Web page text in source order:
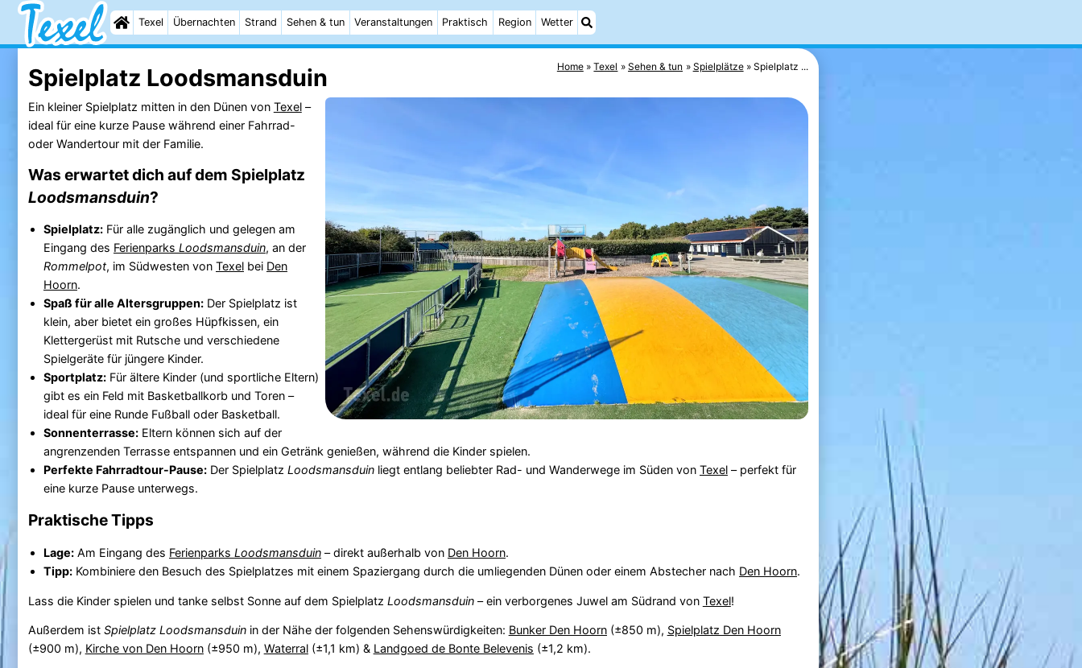
Texel Übernachten Strand Sehen & tun Veranstaltungen Praktisch Region Wetter
Home Texel Sehen & tun Spielplätze Spielplatz ...
Spielplatz Loodsmansduin
Ein kleiner Spielplatz mitten in den Dünen von Texel–
ideal für eine kurze Pause während einer Fahrrad-
oder Wandertour mit der Familie.
Was erwartet dich auf dem Spielplatz
Loodsmansduin?
Spielplatz:Für alle zugänglich und gelegen am
Eingang des Ferienparks Loodsmansduin, an der
Rommelpot, im Südwesten von Texelbei Den
Hoorn.
Spaß für alle Altersgruppen:Der Spielplatz ist
klein, aber bietet ein großes Hüpfkissen, ein
Klettergerüst mit Rutsche und verschiedene
Spielgeräte für jüngere Kinder.
Sportplatz:Für ältere Kinder (und sportliche Eltern)
gibt es ein Feld mit Basketballkorb und Toren –
ideal für eine Runde Fußball oder Basketball.
Sonnenterrasse:Eltern können sich auf der
angrenzenden Terrasse entspannen und ein Getränk genießen, während die Kinder spielen.
Perfekte Fahrradtour-Pause:Der Spielplatz Loodsmansduinliegt entlang beliebter Rad- und Wanderwege im Süden von Texel– perfekt für
eine kurze Pause unterwegs.
Praktische Tipps
Lage:Am Eingang des Ferienparks Loodsmansduin– direkt außerhalb von Den Hoorn.
Tipp:Kombiniere den Besuch des Spielplatzes mit einem Spaziergang durch die umliegenden Dünen oder einem Abstecher nach Den Hoorn.
Lass die Kinder spielen und tanke selbst Sonne auf dem Spielplatz Loodsmansduin– ein verborgenes Juwel am Südrand von Texel!
Außerdem ist Spielplatz Loodsmansduinin der Nähe der folgenden Sehenswürdigkeiten: Bunker Den Hoorn(±850 m), Spielplatz Den Hoorn
(±900 m), Kirche von Den Hoorn(±950 m), Waterral(±1,1 km) & Landgoed de Bonte Belevenis (±1,2 km).